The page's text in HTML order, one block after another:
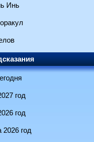
Инь
год
год
2026 год